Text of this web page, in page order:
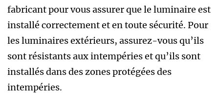
fabricant pour vous assurer que le luminaire est
installé correctement et en toute sécurité. Pour
les luminaires extérieurs, assurez-vous qu’ils
sont résistants aux intempéries et qu’ils sont
installés dans des zones protégées des
intempéries.